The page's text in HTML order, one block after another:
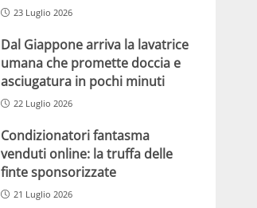
23 Luglio 2026
Dal Giappone arriva la lavatrice
umana che promette doccia e
asciugatura in pochi minuti
22 Luglio 2026
Condizionatori fantasma
venduti online: la truffa delle
finte sponsorizzate
21 Luglio 2026